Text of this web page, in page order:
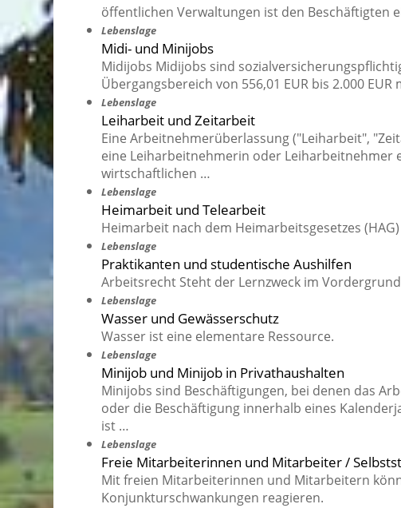
öffentlichen Verwaltungen ist den Beschäftigten
Lebenslage
Midi- und Minijobs
Midijobs Midijobs sind
Übergangsbereich von 556,01 EUR bis 2.000
Lebenslage
Leiharbeit und Zeitarbeit
Eine Arbeitnehmerüberlassung ("Leiharbeit",
eine Leiharbeitnehmerin oder Leiharbeitnehmer
wirtschaftlichen …
Lebenslage
Heimarbeit und Telearbeit
Heimarbeit nach dem Heimarbeitsgesetzes
Lebenslage
Praktikanten und studentische Aushilfen
Arbeitsrecht Steht der Lernzweck im
Lebenslage
Wasser und Gewässerschutz
Wasser ist eine elementare Ressource.
Lebenslage
Minijob und Minijob in Privathaushalten
Minijobs sind Beschäftigungen, bei denen das
oder die Beschäftigung innerhalb eines
ist …
Lebenslage
Freie Mitarbeiterinnen und Mitarbeiter /
Mit freien Mitarbeiterinnen und Mitarbeitern
Konjunkturschwankungen reagieren.